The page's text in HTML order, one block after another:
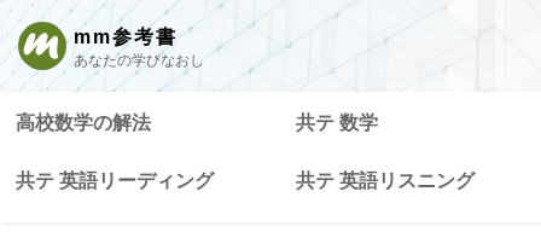
mm参考書
あなたの学びなおし
高校数学の解法 共テ 数学
共テ 英語リーディング 共テ 英語リスニング